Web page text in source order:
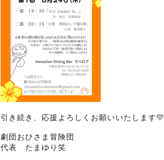
引き続き、応援よろしくお願いいたします💛
劇団おひさま冒険団
代表 たまゆり笑